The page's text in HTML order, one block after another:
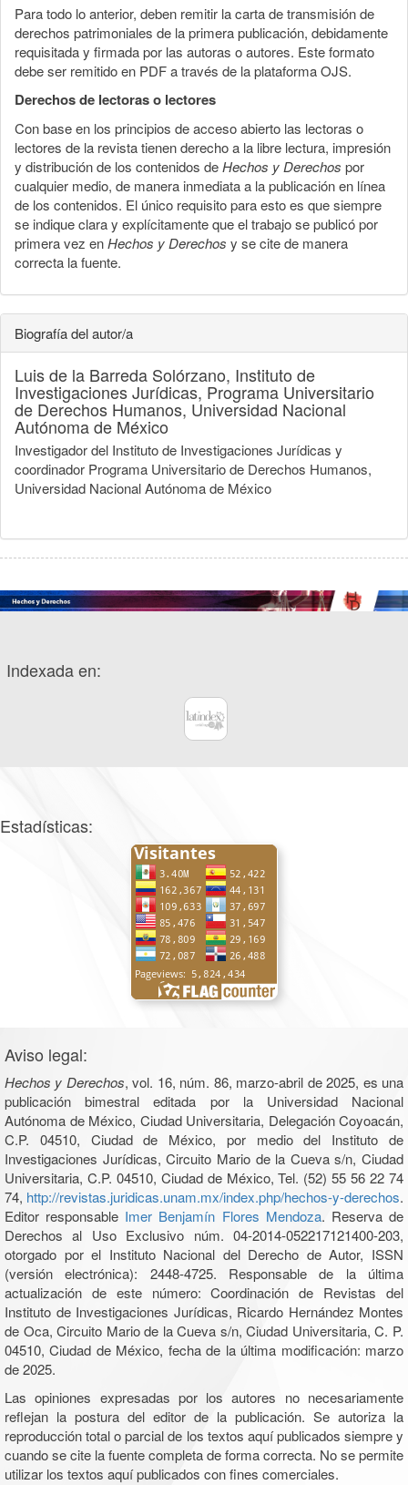
Para todo lo anterior, deben remitir la carta de transmisión de
derechos patrimoniales de la primera publicación, debidamente
requisitada y firmada por las autoras o autores. Este formato
debe ser remitido en PDF a través de la plataforma OJS.
Derechos de lectoras o lectores
Con base en los principios de acceso abierto las lectoras o
lectores de la revista tienen derecho a la libre lectura, impresión
y distribución de los contenidos deHechos y Derechos por
cualquier medio, de manera inmediata a la publicación en línea
de los contenidos. El único requisito para esto es que siempre
se indique clara y explícitamente que el trabajo se publicó por
primera vez enHechos y Derechos y se cite de manera
correcta la fuente.
Biografía del autor/a
Luis de la Barreda Solórzano, Instituto de
Investigaciones Jurídicas, Programa Universitario
de Derechos Humanos, Universidad Nacional
Autónoma de México
Investigador del Instituto de Investigaciones Jurídicas y
coordinador Programa Universitario de Derechos Humanos,
Universidad Nacional Autónoma de México
Indexada en:
Estadísticas:
Aviso legal:
Hechos y Derechos, vol. 16, núm. 86, marzo-abril de 2025, es una
publicación bimestral editada por la Universidad Nacional
Autónoma de México, Ciudad Universitaria, Delegación Coyoacán,
C.P. 04510, Ciudad de México, por medio del Instituto de
Investigaciones Jurídicas, Circuito Mario de la Cueva s/n, Ciudad
Universitaria, C.P. 04510, Ciudad de México, Tel. (52) 55 56 22 74
74, http://revistas.juridicas.unam.mx/index.php/hechos-y-derechos.
Editor responsable Imer Benjamín Flores Mendoza. Reserva de
Derechos al Uso Exclusivo núm. 04-2014-052217121400-203,
otorgado por el Instituto Nacional del Derecho de Autor, ISSN
(versión electrónica): 2448-4725. Responsable de la última
actualización de este número: Coordinación de Revistas del
Instituto de Investigaciones Jurídicas, Ricardo Hernández Montes
de Oca, Circuito Mario de la Cueva s/n, Ciudad Universitaria, C. P.
04510, Ciudad de México, fecha de la última modificación: marzo
de 2025.
Las opiniones expresadas por los autores no necesariamente
reflejan la postura del editor de la publicación. Se autoriza la
reproducción total o parcial de los textos aquí publicados siempre y
cuando se cite la fuente completa de forma correcta. No se permite
utilizar los textos aquí publicados con fines comerciales.